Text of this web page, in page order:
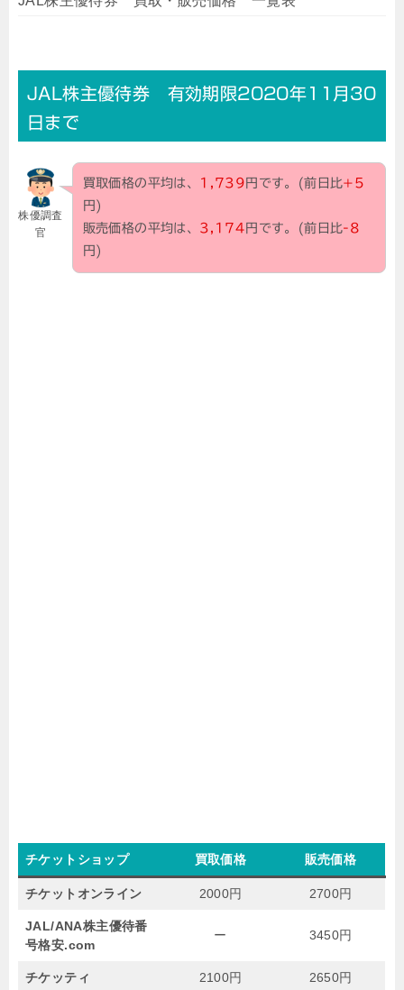
JAL株主優待券 有効期限2020年11月30
日まで
株優調査
官
買取価格の平均は、 1,739 円です。(前日比+5
円)
販売価格の平均は、 3,174 円です。(前日比-8
円)
チケットショップ 買取価格 販売価格
チケットオンライン 2000円 2700円
JAL/ANA株主優待番
号格安.com
ー 3450円
チケッティ 2100円 2650円